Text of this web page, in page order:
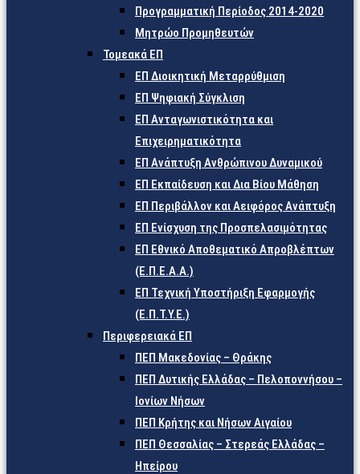
Προγραμματική Περίοδος 2014-2020
Μητρώο Προμηθευτών
Τομεακά ΕΠ
ΕΠ Διοικητική Μεταρρύθμιση
ΕΠ Ψηφιακή Σύγκλιση
ΕΠ Ανταγωνιστικότητα και
Επιχειρηματικότητα
ΕΠ Ανάπτυξη Ανθρώπινου Δυναμικού
ΕΠ Εκπαίδευση και Δια Βίου Μάθηση
ΕΠ Περιβάλλον και Αειφόρος Ανάπτυξη
ΕΠ Ενίσχυση της Προσπελασιμότητας
ΕΠ Εθνικό Αποθεματικό Απροβλέπτων
(Ε.Π.Ε.Α.Α.)
ΕΠ Τεχνική Υποστήριξη Εφαρμογής
(Ε.Π.Τ.Υ.Ε.)
Περιφερειακά ΕΠ
ΠΕΠ Μακεδονίας – Θράκης
ΠΕΠ Δυτικής Ελλάδας – Πελοποννήσου –
Ιονίων Νήσων
ΠΕΠ Κρήτης και Νήσων Αιγαίου
ΠΕΠ Θεσσαλίας – Στερεάς Ελλάδας –
Ηπείρου